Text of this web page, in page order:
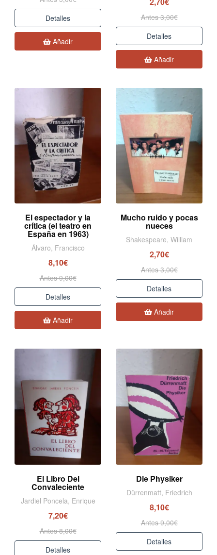
Detalles
Añadir
Antes 3,00€
Detalles
Añadir
El espectador y la
crítica (el teatro en
España en 1963)
Álvaro, Francisco
8,10€
Antes 9,00€
Detalles
Añadir
Mucho ruido y pocas
nueces
Shakespeare, William
2,70€
Antes 3,00€
Detalles
Añadir
El Libro Del
Convaleciente
Jardiel Poncela, Enrique
7,20€
Antes 8,00€
Detalles
Die Physiker
Dürrenmatt, Friedrich
8,10€
Antes 9,00€
Detalles